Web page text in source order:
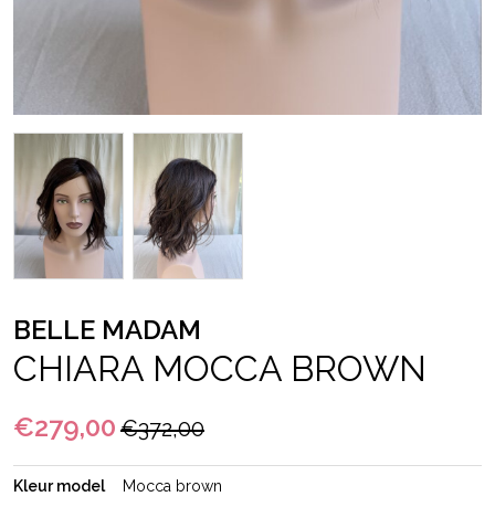
BELLE MADAM
CHIARA MOCCA BROWN
€279,00 €372,00
Kleur model
Mocca brown